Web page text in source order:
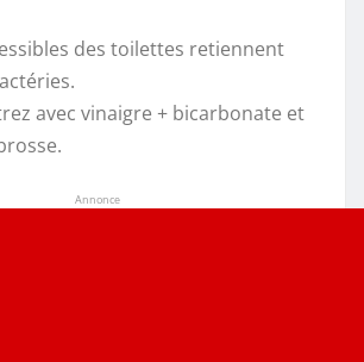
des toilettes retiennent
avec vinaigre + bicarbonate et
Annonce